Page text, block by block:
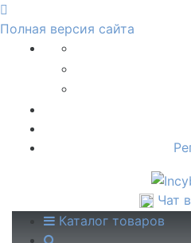
Полная версия сайта
Чат
Каталог товаров